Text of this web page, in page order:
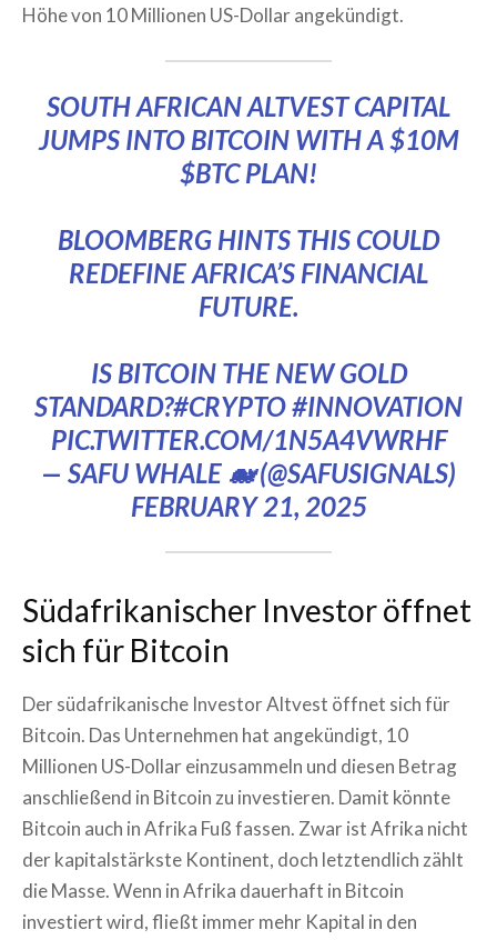
Höhe von 10 Millionen US-Dollar angekündigt.
SOUTH AFRICAN ALTVEST CAPITAL
JUMPS INTO BITCOIN WITH A $10M
$BTCPLAN!
BLOOMBERG HINTS THIS COULD
REDEFINE AFRICA’S FINANCIAL
FUTURE.
IS BITCOIN THE NEW GOLD
STANDARD?#CRYPTO#INNOVATION
PIC.TWITTER.COM/1N5A4VWRHF
— SAFU WHALE 🐋 (@SAFUSIGNALS)
FEBRUARY 21, 2025
Südafrikanischer Investor öffnet
sich für Bitcoin
Der südafrikanische Investor Altvest öffnet sich für
Bitcoin. Das Unternehmen hat angekündigt, 10
Millionen US-Dollar einzusammeln und diesen Betrag
anschließend in Bitcoin zu investieren. Damit könnte
Bitcoin auch in Afrika Fuß fassen. Zwar ist Afrika nicht
der kapitalstärkste Kontinent, doch letztendlich zählt
die Masse. Wenn in Afrika dauerhaft in Bitcoin
investiert wird, fließt immer mehr Kapital in den